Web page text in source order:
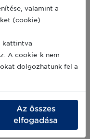
egységes
valamint a
(cookie)
kattintva
A cookie-k nem
dolgozhatunk fel a
Az összes
elfogadása